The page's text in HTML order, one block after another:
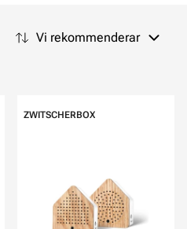
Vi rekommenderar
ZWITSCHERBOX